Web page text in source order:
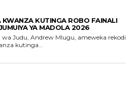
KUTINGA ROBO FAINALI
YA MADOLA 2026
kutinga...